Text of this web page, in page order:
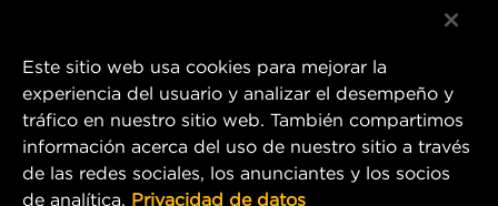
MANN+HUMMEL FT Poland
ul. Wrocławska 145,
63-800 GOSTYŃ, POLAND
Tel. +48 65 572 89 00
Este sitio web usa cookies para mejorar la
experiencia del usuario y analizar el desempeño y
tráfico en nuestro sitio web. También compartimos
información acerca del uso de nuestro sitio a través
de las redes sociales, los anunciantes y los socios
de analítica. Privacidad de datos